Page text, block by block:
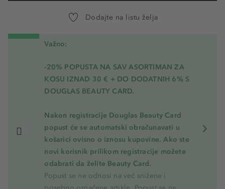
Dodajte na listu želja
Važno:
-20% POPUSTA NA SAV ASORTIMAN ZA
KOSU IZNAD 30 € + DO DODATNIH 6% S
DOUGLAS BEAUTY CARD.
Nakon registracije Douglas Beauty Card
popust će se automatski obračunavati u
košarici ovisno o iznosu kupovine. Ako ste
novi korisnik prilikom registracije možete
odabrati da želite Beauty Card.
Popust se ne odnosi na već snižene i